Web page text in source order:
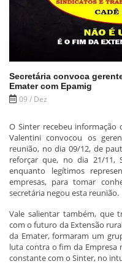
Secretária convoca
Emater com Epamig
09 / Dez
O Sinter recebeu informação
Valentini convocou os
reunião, no dia 09/12, de
reforçar que, no dia 21/11,
enquanto legítimos
empresas, para tomar
secretária negou esta reunião.
Vale salientar também, que
com o futuro da Extensão
da Emater, formaram um
luta contra o fim da Empresa
constante com o Sinter, no